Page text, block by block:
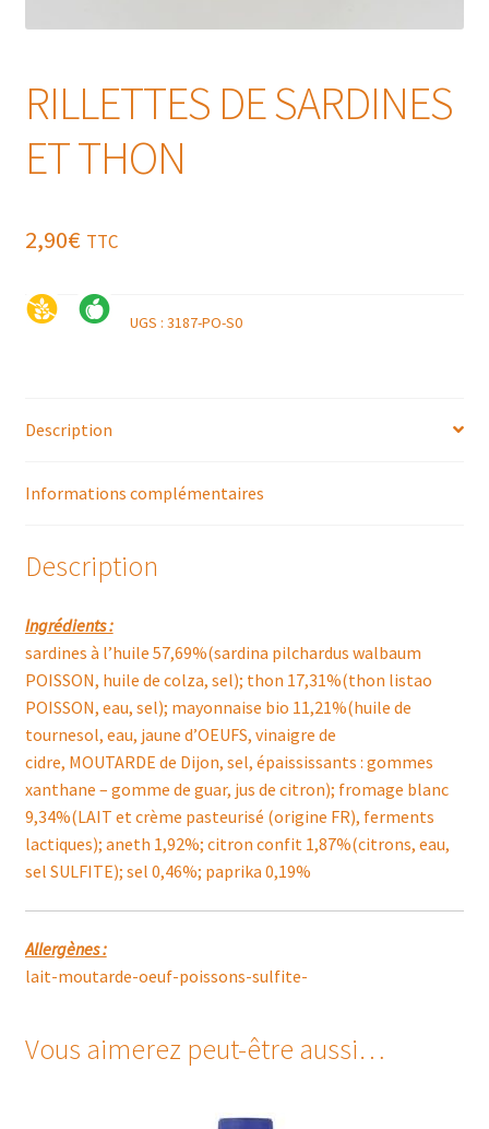
RILLETTES DE SARDINES
ET THON
2,90€ TTC
UGS : 3187-PO-S0
Description
Informations complémentaires
Description
Ingrédients :
sardines à l’huile 57,69%(sardina pilchardus walbaum
POISSON, huile de colza, sel); thon 17,31%(thon listao
POISSON, eau, sel); mayonnaise bio 11,21%(huile de
tournesol, eau, jaune d’OEUFS, vinaigre de
cidre, MOUTARDE de Dijon, sel, épaississants : gommes
xanthane – gomme de guar, jus de citron); fromage blanc
9,34%(LAIT et crème pasteurisé (origine FR), ferments
lactiques); aneth 1,92%; citron confit 1,87%(citrons, eau,
sel SULFITE); sel 0,46%; paprika 0,19%
Allergènes :
lait-moutarde-oeuf-poissons-sulfite-
Vous aimerez peut-être aussi…